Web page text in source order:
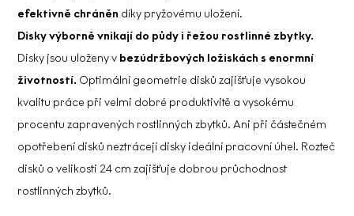
efektivně chráněn díky pryžovému uložení.
Disky výborně vnikají do půdy i řežou rostlinné zbytky.
Disky jsou uloženy v bezúdržbových ložiskách s enormní
životností. Optimální geometrie disků zajišťuje vysokou
kvalitu práce při velmi dobré produktivitě a vysokému
procentu zapravených rostlinných zbytků. Ani při částečném
opotřebení disků neztrácejí disky ideální pracovní úhel. Rozteč
disků o velikosti 24 cm zajišťuje dobrou průchodnost
rostlinných zbytků.